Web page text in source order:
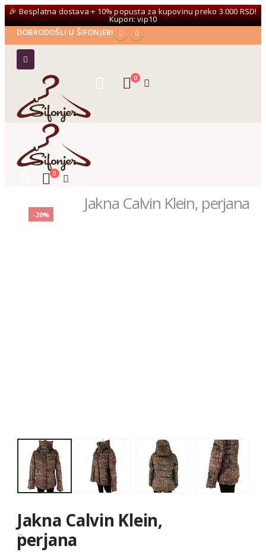
🎉 Besplatna dostava + 10% popusta za kupovinu preko 3.000 RSD!
Kupon: vip10
DOBRODOŠLI U ŠIFONJER!
0
0
Jakna Calvin Klein, perjana
-20%
Jakna Calvin Klein,
perjana